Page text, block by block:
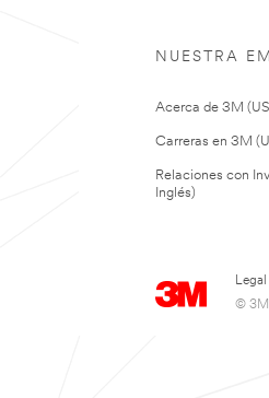
NUESTRA
Acerca de 3M
Carreras en 3M
Relaciones con
Inglés)
Legal
© 3M